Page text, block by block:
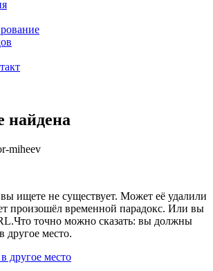
найдена
miheev
ищете не существует. Может её удалили
произошёл временной парадокс. Или вы
точно можно сказать: вы должны
другое место.
другое место